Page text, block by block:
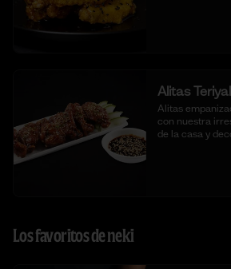
Alitas
Alitas
con nuestra
de la casa y
Los favoritos de neki